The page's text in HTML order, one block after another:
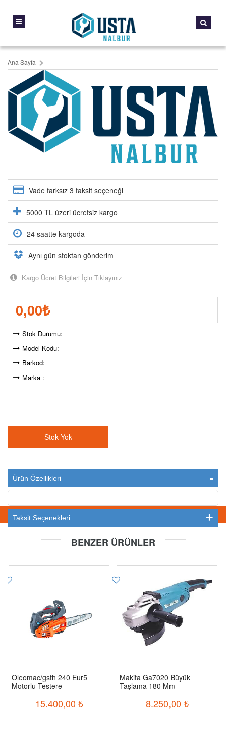
Ana Sayfa
Vade farksız 3 taksit seçeneği
5000 TL üzeri ücretsiz kargo
24 saatte kargoda
Aynı gün stoktan gönderim
Kargo Ücret Bilgileri İçin Tıklayınız
0,00₺
Stok Durumu:
Model Kodu:
Barkod:
Marka :
Stok Yok
Ürün Özellikleri
Taksit Seçenekleri
BENZER ÜRÜNLER
Oleomac/gsth 240 Eur5
Motorlu Testere
15.400,00 ₺
Makita Ga7020 Büyük
Taşlama 180 Mm
8.250,00 ₺